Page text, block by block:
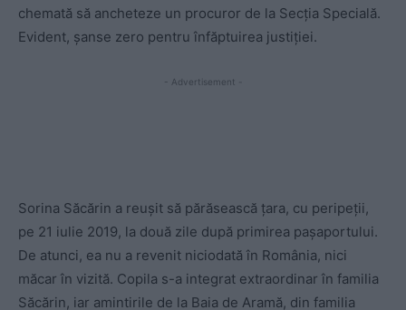
chemată să ancheteze un procuror de la Secția Specială.
Evident, șanse zero pentru înfăptuirea justiției.
- Advertisement -
Sorina Săcărin a reușit să părăsească țara, cu peripeții,
pe 21 iulie 2019, la două zile după primirea pașaportului.
De atunci, ea nu a revenit niciodată în România, nici
măcar în vizită. Copila s-a integrat extraordinar în familia
Săcărin, iar amintirile de la Baia de Aramă, din familia